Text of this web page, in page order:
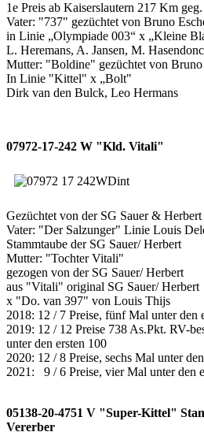
1e Preis ab Kaiserslautern 217 Km
Vater: "737" gezüchtet von Bruno
in Linie „Olympiade 003“ x „Kleine
L. Heremans, A. Jansen, M.
Mutter: "Boldine" gezüchtet von Bruno
In Linie "Kittel" x „Bolt"
Dirk van den Bulck, Leo Hermans
07972-17-242 W "Kld. Vitali"
Gezüchtet von der SG Sauer & Herbert
Vater: "Der Salzunger" Linie Louis
Stammtaube der SG Sauer/ Herbert
Mutter: "Tochter Vitali"
gezogen von der SG Sauer/ Herbert
aus "Vitali" original SG Sauer/ Herbert
x "Do. van 397" von Louis Thijs
2018: 12 / 7 Preise, fünf Mal unter den
2019: 12 / 12 Preise 738 As.Pkt. RV-
unter den ersten 100
2020: 12 / 8 Preise, sechs Mal unter
2021: 9 / 6 Preise, vier Mal unter den
05138-20-4751 V "Super-Kittel"
Vererber